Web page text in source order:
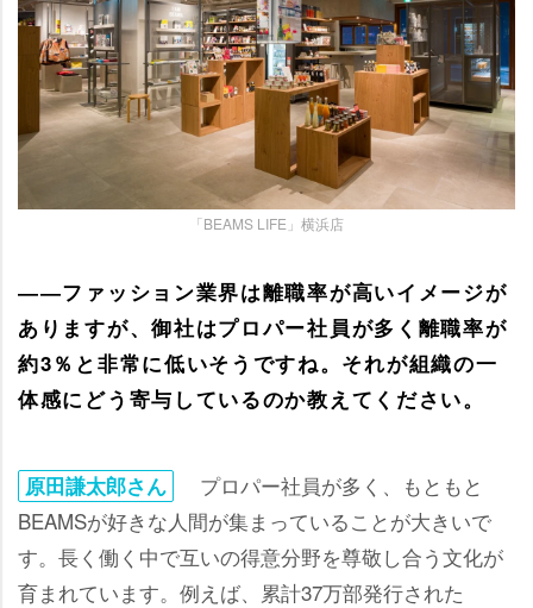
「BEAMS LIFE」横浜店
――ファッション業界は離職率が高いイメージが
ありますが、御社はプロパー社員が多く離職率が
約3％と非常に低いそうですね。それが組織の一
体感にどう寄与しているのか教えてください。
原田謙太郎さん
プロパー社員が多く、もともと
BEAMSが好きな人間が集まっていることが大きいで
す。長く働く中で互いの得意分野を尊敬し合う文化が
育まれています。例えば、累計37万部発行された